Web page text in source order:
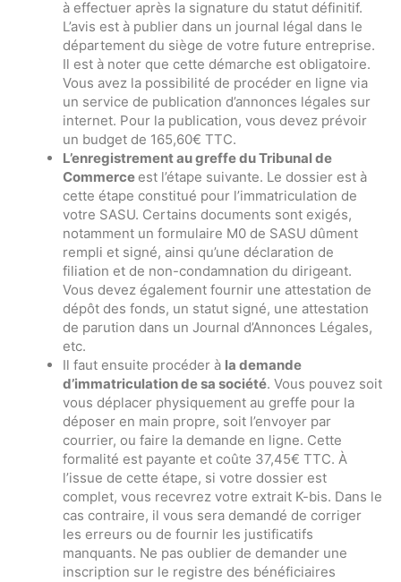
à effectuer après la signature du statut définitif.
L’avis est à publier dans un journal légal dans le
département du siège de votre future entreprise.
Il est à noter que cette démarche est obligatoire.
Vous avez la possibilité de procéder en ligne via
un service de publication d’annonces légales sur
internet. Pour la publication, vous devez prévoir
un budget de 165,60€ TTC.
L’enregistrement au greffe du Tribunal de
Commerce est l’étape suivante. Le dossier est à
cette étape constitué pour l’immatriculation de
votre SASU. Certains documents sont exigés,
notamment un formulaire M0 de SASU dûment
rempli et signé, ainsi qu’une déclaration de
filiation et de non-condamnation du dirigeant.
Vous devez également fournir une attestation de
dépôt des fonds, un statut signé, une attestation
de parution dans un Journal d’Annonces Légales,
etc.
Il faut ensuite procéder à la demande
d’immatriculation de sa société. Vous pouvez soit
vous déplacer physiquement au greffe pour la
déposer en main propre, soit l’envoyer par
courrier, ou faire la demande en ligne. Cette
formalité est payante et coûte 37,45€ TTC. À
l’issue de cette étape, si votre dossier est
complet, vous recevrez votre extrait K-bis. Dans le
cas contraire, il vous sera demandé de corriger
les erreurs ou de fournir les justificatifs
manquants. Ne pas oublier de demander une
inscription sur le registre des bénéficiaires